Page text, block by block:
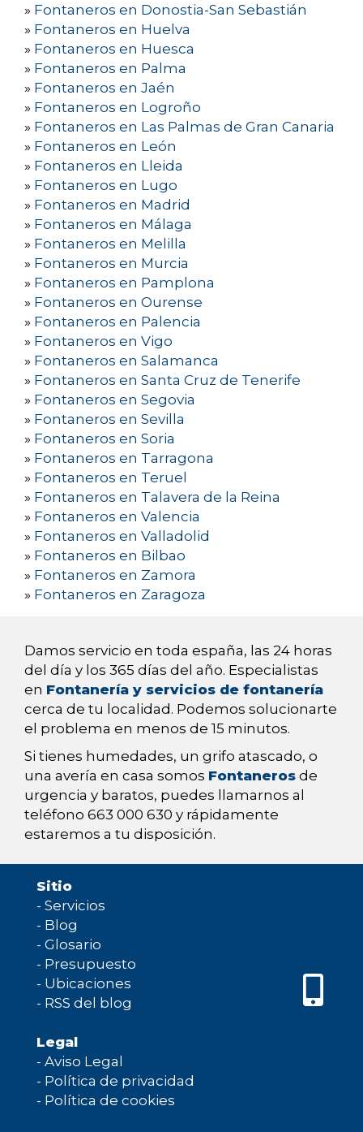
» Fontaneros en Donostia-San Sebastián
» Fontaneros en Huelva
» Fontaneros en Huesca
» Fontaneros en Palma
» Fontaneros en Jaén
» Fontaneros en Logroño
» Fontaneros en Las Palmas de Gran Canaria
» Fontaneros en León
» Fontaneros en Lleida
» Fontaneros en Lugo
» Fontaneros en Madrid
» Fontaneros en Málaga
» Fontaneros en Melilla
» Fontaneros en Murcia
» Fontaneros en Pamplona
» Fontaneros en Ourense
» Fontaneros en Palencia
» Fontaneros en Vigo
» Fontaneros en Salamanca
» Fontaneros en Santa Cruz de Tenerife
» Fontaneros en Segovia
» Fontaneros en Sevilla
» Fontaneros en Soria
» Fontaneros en Tarragona
» Fontaneros en Teruel
» Fontaneros en Talavera de la Reina
» Fontaneros en Valencia
» Fontaneros en Valladolid
» Fontaneros en Bilbao
» Fontaneros en Zamora
» Fontaneros en Zaragoza
Damos servicio en toda españa, las 24 horas
del día y los 365 días del año. Especialistas
en Fontanería y servicios de fontanería
cerca de tu localidad. Podemos solucionarte
el problema en menos de 15 minutos.
Si tienes humedades, un grifo atascado, o
una avería en casa somos Fontaneros de
urgencia y baratos, puedes llamarnos al
teléfono 663 000 630 y rápidamente
estaremos a tu disposición.
Sitio
- Servicios
- Blog
- Glosario
- Presupuesto
- Ubicaciones
- RSS del blog
Legal
- Aviso Legal
- Política de privacidad
- Política de cookies